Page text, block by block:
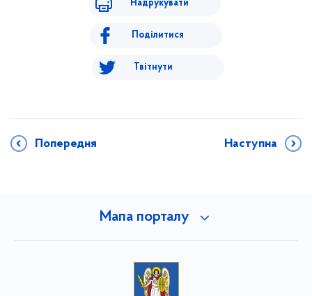
Надрукувати
Поділитися
Твітнути
Попередня Наступна
Мапа порталу